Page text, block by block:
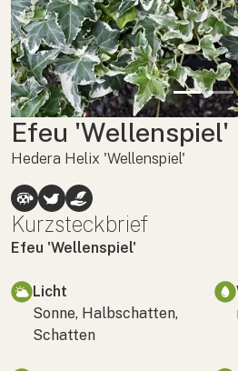
Efeu 'Wellenspiel'
Hedera Helix 'Wellenspiel'
Kurzsteckbrief
Efeu 'Wellenspiel'
Licht
Sonne, Halbschatten,
Schatten